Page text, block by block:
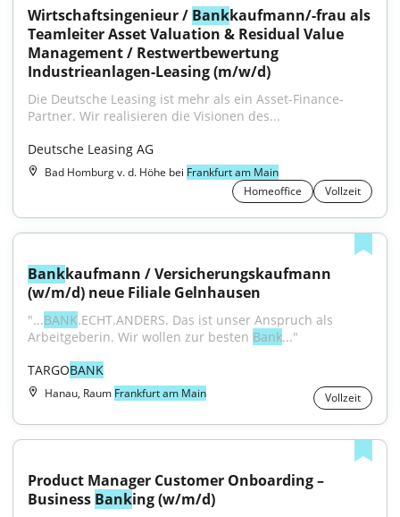
Wirtschaftsingenieur / Bankkaufmann/-frau als
Teamleiter Asset Valuation & Residual Value
Management / Restwertbewertung
Industrieanlagen-Leasing (m/w/d)
Die Deutsche Leasing ist mehr als ein Asset-Finance-
Partner. Wir realisieren die Visionen des...
Deutsche Leasing AG
Bad Homburg v. d. Höhe bei Frankfurt am Main
Homeoffice
Vollzeit
Bankkaufmann / Versicherungskaufmann
(w/m/d) neue Filiale Gelnhausen
"...BANK.ECHT.ANDERS. Das ist unser Anspruch als
Arbeitgeberin. Wir wollen zur besten Bank..."
TARGOBANK
Hanau, Raum Frankfurt am Main Vollzeit
Product Manager Customer Onboarding –
Business Banking (w/m/d)